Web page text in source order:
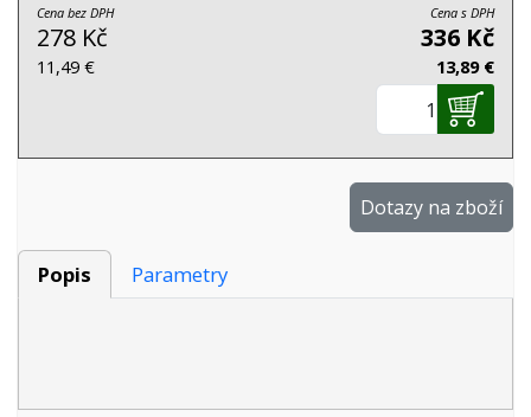
Cena bez DPH
278 Kč
11,49 €
Cena s DPH
336 Kč
13,89 €
Dotazy na zboží
Popis Parametry